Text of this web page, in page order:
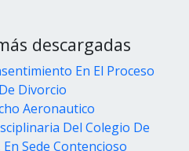
descargadas
En El Proceso
De Divorcio
Aeronautico
Del Colegio De
Sede Contencioso